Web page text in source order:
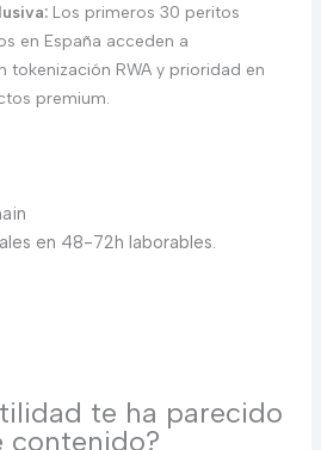
Los primeros 30 peritos
en España acceden a
tokenización RWA y prioridad en
premium.
en 48-72h laborables.
te ha parecido
contenido?